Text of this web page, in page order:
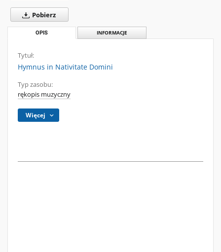
Pobierz
OPIS INFORMACJE
Tytuł:
Hymnus in Nativitate Domini
Typ zasobu:
rękopis muzyczny
Więcej